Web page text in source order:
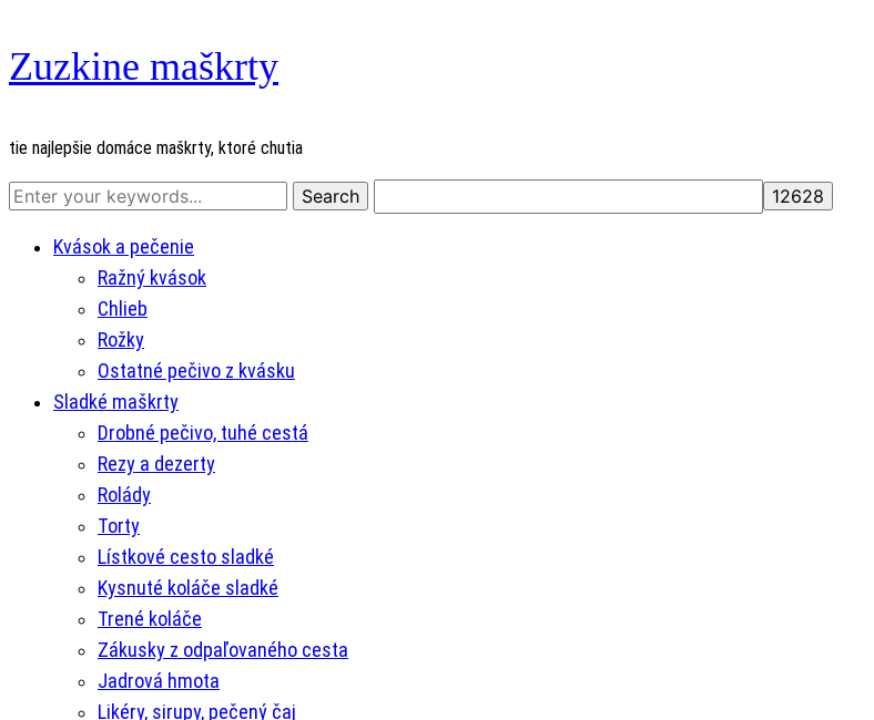
Zuzkine maškrty
tie najlepšie domáce maškrty, ktoré chutia
Kvások a pečenie
Ražný kvások
Chlieb
Rožky
Ostatné pečivo z kvásku
Sladké maškrty
Drobné pečivo, tuhé cestá
Rezy a dezerty
Rolády
Torty
Lístkové cesto sladké
Kysnuté koláče sladké
Trené koláče
Zákusky z odpaľovaného cesta
Jadrová hmota
Likéry, sirupy, pečený čaj